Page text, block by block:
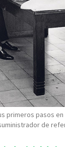
primeros pasos
de